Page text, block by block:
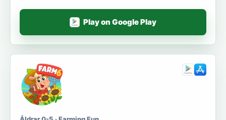
Play on Google Play